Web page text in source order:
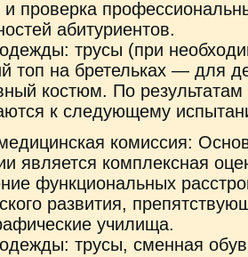
проверка
абитуриентов.
трусы (при
топ на бретельках — для
костюм. По результатам
к следующему
комиссия:
является комплексная
функциональных
развития,
училища.
трусы, сменная